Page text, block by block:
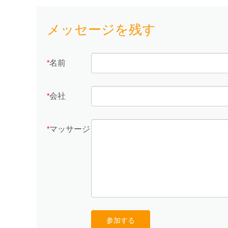
メッセージを残す
*名前
*会社
*マッサージ
参加する